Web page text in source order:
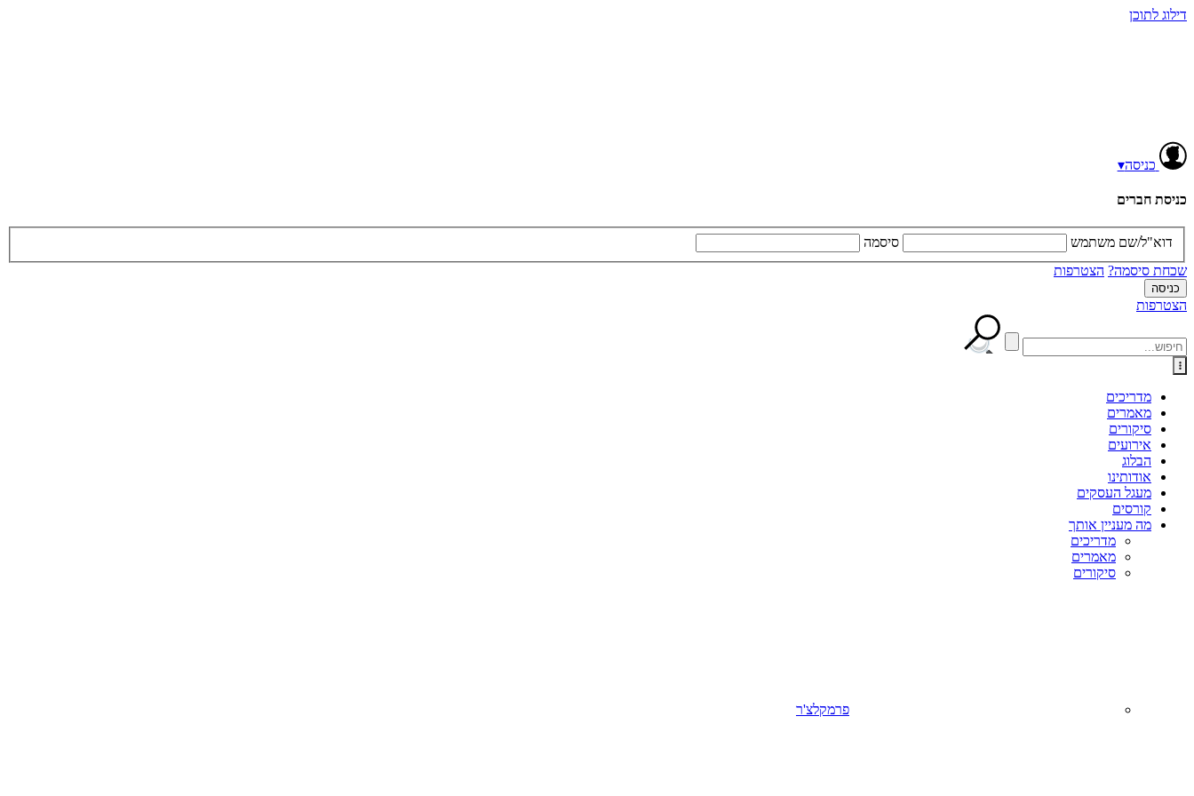
דילוג לתוכן
כניסה▾
כניסת חברים
דוא"ל/שם משתמש
סיסמה
שכחת סיסמה? הצטרפות
הצטרפות
מדריכים
מאמרים
סיקורים
אירועים
הבלוג
אודותינו
מעגל העסקים
קורסים
מה מעניין אותך
מדריכים
מאמרים
סיקורים
פרמקלצ'ר